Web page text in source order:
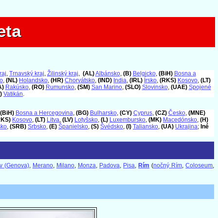
, Trnavský kraj, Žilinský kraj, (AL)Albánsko, (B) Belgicko, (BiH) Bosna a
, (NL) Holandsko, (HR) Chorvátsko, (IND) India, (IRL) Írsko, (RKS) Kosovo, (LT)
Rakúsko, (RO) Rumunsko, (SM) San Marino, (SLO) Slovinsko, (UAE) Spojené
Vatikán.
(BiH) Bosna a Hercegovina, (BG) Bulharsko, (CY) Cyprus, (CZ) Česko, (MNE)
Kosovo, (LT) Litva, (LV) Lotyšsko, (L) Luxembursko, (MK) Macedónsko, (H)
, (SRB) Srbsko, (E) Španielsko, (S) Švédsko, (I) Taliansko, (UA) Ukrajina; Iné
(Genova), Merano, Milano, Monza, Padova, Pisa, Rím (nočný Rím,Coloseum,